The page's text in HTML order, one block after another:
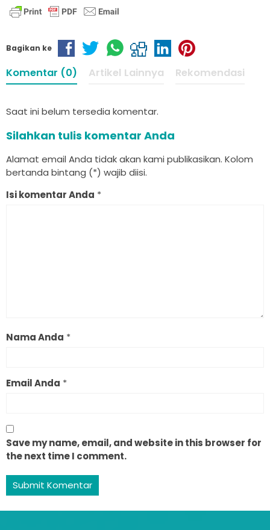
Bagikan ke
Komentar (0) Artikel Lainnya Rekomendasi
Saat ini belum tersedia komentar.
Silahkan tulis komentar Anda
Alamat email Anda tidak akan kami publikasikan. Kolom
bertanda bintang (*) wajib diisi.
Isi komentar Anda *
Nama Anda *
Email Anda *
Save my name, email, and website in this browser for
the next time I comment.